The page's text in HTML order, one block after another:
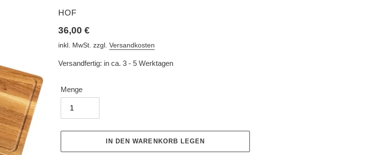
VERKÄUFER
HOF
Normaler
Preis
36,00 €
inkl. MwSt. zzgl. Versandkosten
Versandfertig: in ca. 3 - 5 Werktagen
Menge
IN DEN WARENKORB LEGEN